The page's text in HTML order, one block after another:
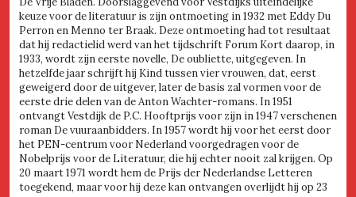
keuze voor de literatuur is zijn ontmoeting in 1932 met Eddy Du
Perron en Menno ter Braak. Deze ontmoeting had tot resultaat
dat hij redactielid werd van het tijdschrift Forum Kort daarop, in
1933, wordt zijn eerste novelle, De oubliette, uitgegeven. In
hetzelfde jaar schrijft hij Kind tussen vier vrouwen, dat, eerst
geweigerd door de uitgever, later de basis zal vormen voor de
eerste drie delen van de Anton Wachter-romans. In 1951
ontvangt Vestdijk de P.C. Hooftprijs voor zijn in 1947 verschenen
roman De vuuraanbidders. In 1957 wordt hij voor het eerst door
het PEN-centrum voor Nederland voorgedragen voor de
Nobelprijs voor de Literatuur, die hij echter nooit zal krijgen. Op
20 maart 1971 wordt hem de Prijs der Nederlandse Letteren
toegekend, maar voor hij deze kan ontvangen overlijdt hij op 23